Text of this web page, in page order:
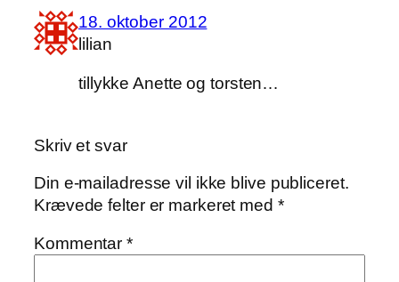
18. oktober 2012
lilian
tillykke Anette og torsten…
Skriv et svar
Din e-mailadresse vil ikke blive publiceret.
Krævede felter er markeret med *
Kommentar*